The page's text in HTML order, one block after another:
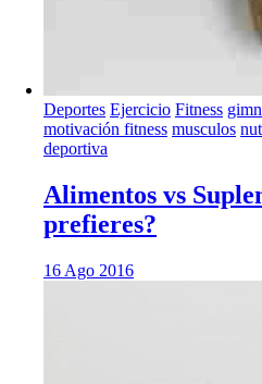
Deportes Ejercicio Fitness
motivación fitness musculos
deportiva
Alimentos vs
prefieres?
16 Ago 2016